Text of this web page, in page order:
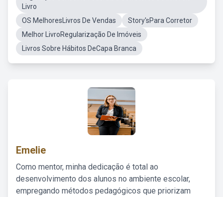
Livro
OS MelhoresLivros De Vendas
Story'sPara Corretor
Melhor LivroRegularização De Imóveis
Livros Sobre Hábitos DeCapa Branca
Emelie
Como mentor, minha dedicação é total ao
desenvolvimento dos alunos no ambiente escolar,
empregando métodos pedagógicos que priorizam